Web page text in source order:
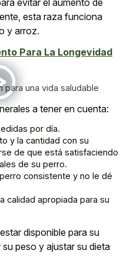
esta raza funciona
y arroz.
Para La Longevidad
para una vida saludable
a tener en cuenta:
por día.
y la cantidad con su
de que está satisfaciendo
de su perro.
consistente y no le dé
calidad apropiada para su
disponible para su
peso y ajustar su dieta